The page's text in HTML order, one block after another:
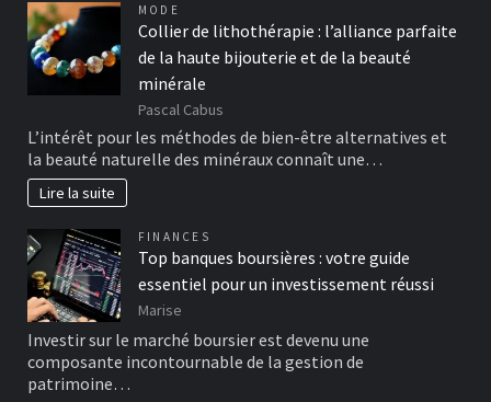
MODE
Collier de lithothérapie : l’alliance parfaite
de la haute bijouterie et de la beauté
minérale
Pascal Cabus
L’intérêt pour les méthodes de bien-être alternatives et
la beauté naturelle des minéraux connaît une…
Lire la suite
FINANCES
Top banques boursières : votre guide
essentiel pour un investissement réussi
Marise
Investir sur le marché boursier est devenu une
composante incontournable de la gestion de
patrimoine…